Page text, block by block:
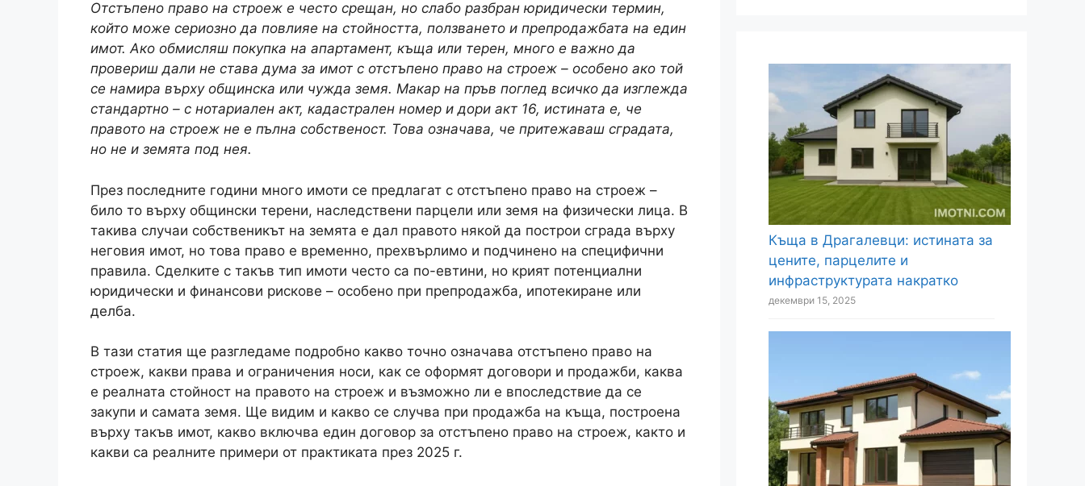
Отстъпено право на строеж е често срещан, но слабо разбран юридически термин,
който може сериозно да повлияе на стойността, ползването и препродажбата на един
имот. Ако обмисляш покупка на апартамент, къща или терен, много е важно да
провериш дали не става дума за имот с отстъпено право на строеж – особено ако той
се намира върху общинска или чужда земя. Макар на пръв поглед всичко да изглежда
стандартно – с нотариален акт, кадастрален номер и дори акт 16, истината е, че
правото на строеж не е пълна собственост. Това означава, че притежаваш сградата,
но не и земята под нея.
През последните години много имоти се предлагат с отстъпено право на строеж –
било то върху общински терени, наследствени парцели или земя на физически лица. В
такива случаи собственикът на земята е дал правото някой да построи сграда върху
неговия имот, но това право е временно, прехвърлимо и подчинено на специфични
правила. Сделките с такъв тип имоти често са по-евтини, но крият потенциални
юридически и финансови рискове – особено при препродажба, ипотекиране или
делба.
В тази статия ще разгледаме подробно какво точно означава отстъпено право на
строеж, какви права и ограничения носи, как се оформят договори и продажби, каква
е реалната стойност на правото на строеж и възможно ли е впоследствие да се
закупи и самата земя. Ще видим и какво се случва при продажба на къща, построена
върху такъв имот, какво включва един договор за отстъпено право на строеж, както и
какви са реалните примери от практиката през 2025 г.
Къща в Драгалевци: истината за
цените, парцелите и
инфраструктурата накратко
декември 15, 2025